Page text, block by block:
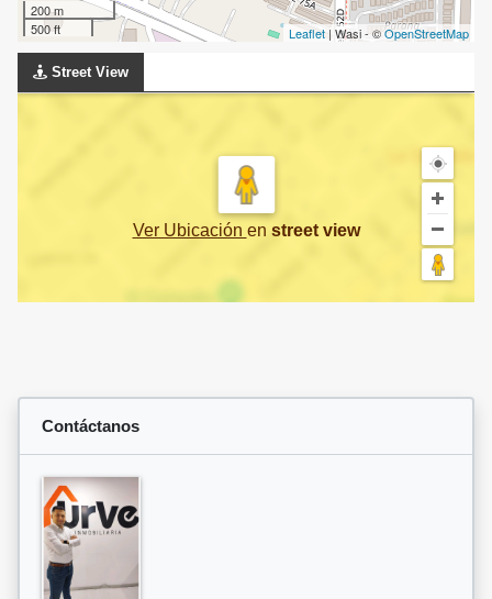
200 m
500 ft
Leaflet | Wasi - ©OpenStreetMap
Street View
Ver Ubicación en street view
Contáctanos